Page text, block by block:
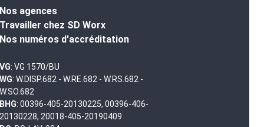
Nos agences
Travailler chez SD Worx
Nos numéros d'accréditation
VG: VG 1570/BU
WG: W.DISP.682 - W.RE.682 - W.RS.682 -
W.SO.682
BHG: 00396-405-20130225, 00396-406-
20130228, 20018-405-20190409